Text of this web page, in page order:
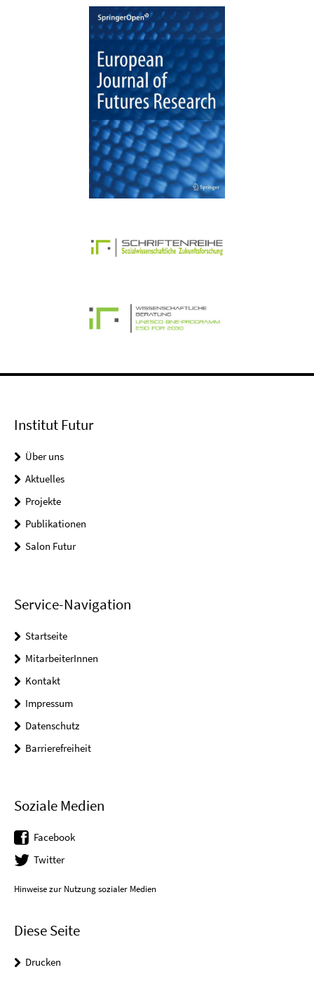
Institut Futur
Über uns
Aktuelles
Projekte
Publikationen
Salon Futur
Service-Navigation
Startseite
MitarbeiterInnen
Kontakt
Impressum
Datenschutz
Barrierefreiheit
Soziale Medien
Facebook
Twitter
Hinweise zur Nutzung sozialer Medien
Diese Seite
Drucken